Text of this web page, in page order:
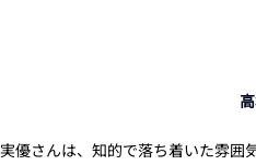
実優さんは、知的で落ち着いた雰囲